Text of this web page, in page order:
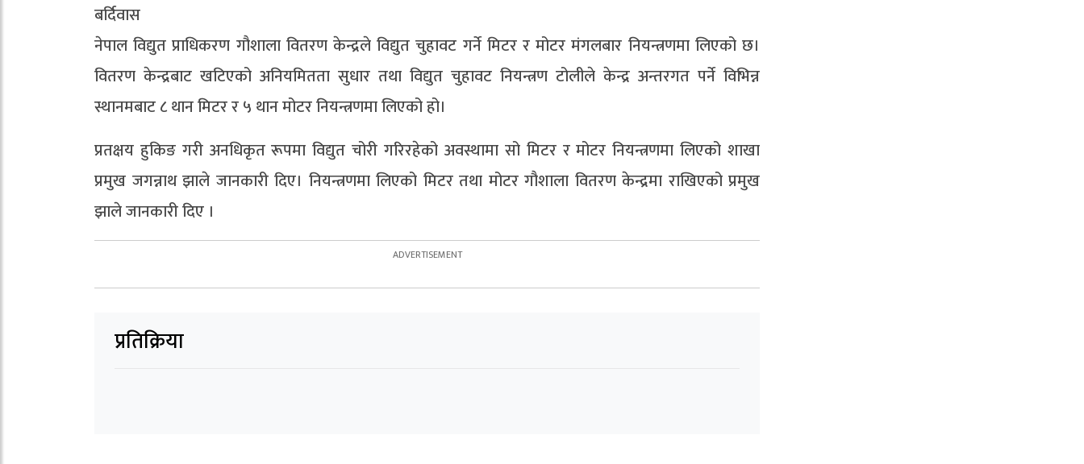
बर्दिवास
नेपाल विद्युत प्राधिकरण गौशाला वितरण केन्द्रले विद्युत चुहावट गर्ने मिटर र मोटर मंगलबार नियन्त्रणमा लिएको छ।
वितरण केन्द्रबाट खटिएको अनियमितता सुधार तथा विद्युत चुहावट नियन्त्रण टोलीले केन्द्र अन्तरगत पर्ने विभिन्न
स्थानमबाट ८ थान मिटर र ५ थान मोटर नियन्त्रणमा लिएको हो।
प्रतक्षय हुकिङ गरी अनधिकृत रूपमा विद्युत चोरी गरिरहेको अवस्थामा सो मिटर र मोटर नियन्त्रणमा लिएको शाखा
प्रमुख जगन्नाथ झाले जानकारी दिए। नियन्त्रणमा लिएको मिटर तथा मोटर गौशाला वितरण केन्द्रमा राखिएको प्रमुख
झाले जानकारी दिए ।
प्रतिक्रिया